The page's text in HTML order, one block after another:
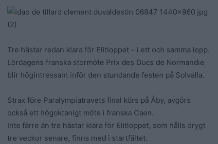
Tre hästar redan klara för Elitloppet – i ett och samma lopp.
Lördagens franska stormöte Prix des Ducs de Normandie
blir högintressant inför den stundande festen på Solvalla.
Strax före Paralympiatravets final körs på Åby, avgörs
också ett högoktanigt möte i franska Caen.
Inte färre än tre hästar klara för Elitloppet, som hålls drygt
tre veckor senare, finns med i startfältet.